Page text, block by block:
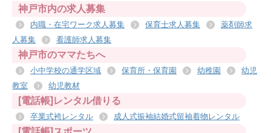
神戸市内の求人募集
内職・在宅ワーク求人募集 保育士求人募集
薬剤師求
人募集
看護師求人募集
神戸市のママたちへ
小中学校の通学区域 保育所・保育園 幼稚園
幼児
教室
幼児教材
[電話帳]レンタル借りる
卒業式袴レンタル 成人式振袖結婚式留袖着物レンタル